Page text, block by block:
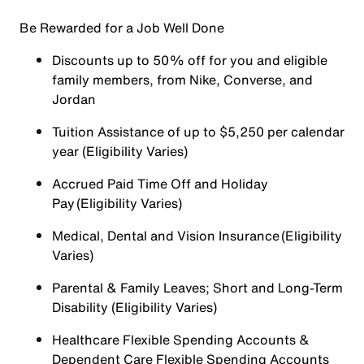
Be Rewarded for a Job Well Done
Discounts up to 50% off for you and eligible
family members, from Nike, Converse, and
Jordan
Tuition Assistance of up to $5,250 per calendar
year (Eligibility Varies)
Accrued Paid Time Off and Holiday
Pay (Eligibility Varies)
Medical, Dental and Vision Insurance (Eligibility
Varies)
Parental & Family Leaves; Short and Long-Term
Disability (Eligibility Varies)
Healthcare Flexible Spending Accounts &
Dependent Care Flexible Spending Accounts